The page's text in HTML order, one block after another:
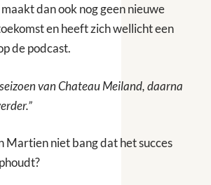
dan ook nog geen nieuwe
en heeft zich wellicht een
de podcast.
van Chateau Meiland, daarna
Martien niet bang dat het succes